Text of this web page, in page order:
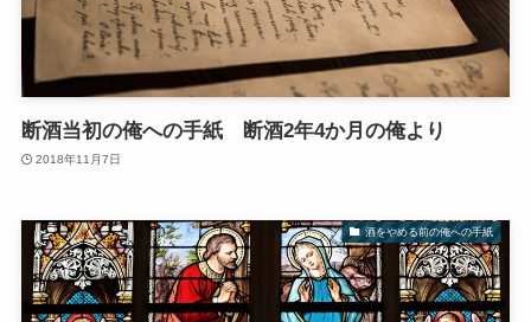
断酒当初の俺への手紙 断酒2年4か月の俺より
2018年11月7日
酒をやめる前の俺への手紙